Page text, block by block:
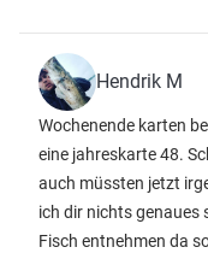
Hendrik M
Wochenende karten
eine jahreskarte 48.
auch müssten jetzt
ich dir nichts genaues
Fisch entnehmen da